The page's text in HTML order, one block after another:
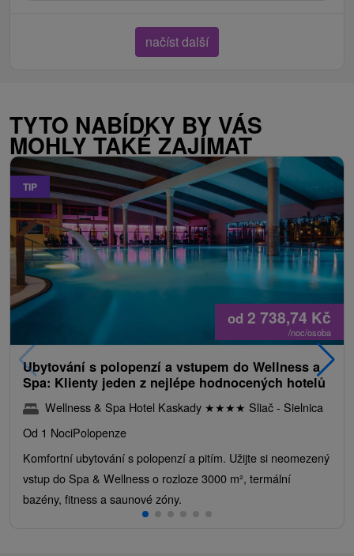
načíst další
TYTO NABÍDKY BY VÁS
MOHLY TAKÉ ZAJÍMAT
TIP
od 2 738,74 Kč
/noc/osoba
Ubytování s polopenzí a vstupem do Wellness a
Spa: Klienty jeden z nejlépe hodnocených hotelů
Wellness & Spa Hotel Kaskady ★★★★ Sliač - Sielnica
Od 1 NociPolopenze
Komfortní ubytování s polopenzí a pitím. Užijte si neomezený
vstup do Spa & Wellness o rozloze 3000 m², termální
bazény, fitness a saunové zóny.